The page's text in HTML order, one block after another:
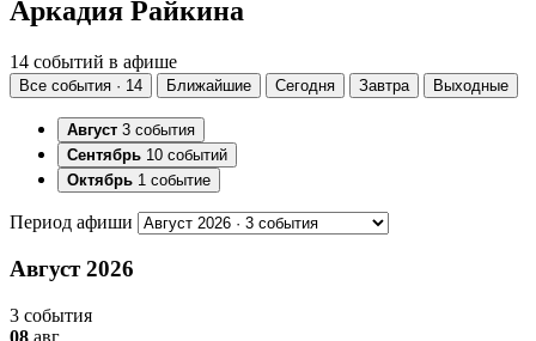
Аркадия Райкина
14 событий в афише
Все события · 14 Ближайшие Сегодня Завтра Выходные
Август 3 события
Сентябрь 10 событий
Октябрь 1 событие
Период афиши
Август 2026
3 события
08 авг